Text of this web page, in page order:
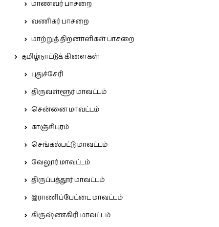
மாணவர் பாசறை
வணிகர் பாசறை
மாற்றுத் திறனாளிகள் பாசறை
தமிழ்நாட்டுக் கிளைகள்
புதுச்சேரி
திருவள்ளூர் மாவட்டம்
சென்னை மாவட்டம்
காஞ்சிபுரம்
செங்கல்பட்டு மாவட்டம்
வேலூர் மாவட்டம்
திருப்பத்தூர் மாவட்டம்
இராணிப்பேட்டை மாவட்டம்
கிருஷ்ணகிரி மாவட்டம்